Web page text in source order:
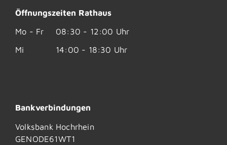
Öffnungszeiten Rathaus
Mo - Fr
08:30 - 12:00 Uhr
Mi
14:00 - 18:30 Uhr
Bankverbindungen
Volksbank Hochrhein
GENODE61WT1